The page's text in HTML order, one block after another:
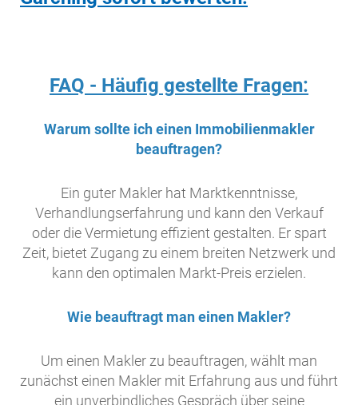
FAQ - Häufig gestellte Fragen:
Warum sollte ich einen Immobilienmakler
beauftragen?
Ein guter Makler hat Marktkenntnisse,
Verhandlungserfahrung und kann den Verkauf
oder die Vermietung effizient gestalten. Er spart
Zeit, bietet Zugang zu einem breiten Netzwerk und
kann den optimalen Markt-Preis erzielen.
Wie beauftragt man einen Makler?
Um einen Makler zu beauftragen, wählt man
zunächst einen Makler mit Erfahrung aus und führt
ein unverbindliches Gespräch über seine